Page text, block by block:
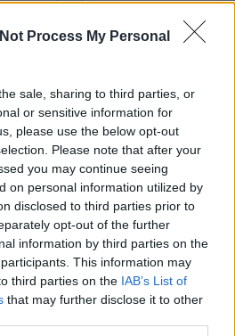
Process My Personal
sale, sharing to third parties, or
or sensitive information for
please use the below opt-out
Please note that after your
you may continue seeing
on personal information utilized by
disclosed to third parties prior to
opt-out of the further
information by third parties on the
This information may
third parties on the IAB’s List of
that may further disclose it to other
Nuorese 2
Polisportiva
Taloro Gavoi
Ghilarza
Calangianus 2
Ferrini
Carbonia
Polisportiva
Ossese